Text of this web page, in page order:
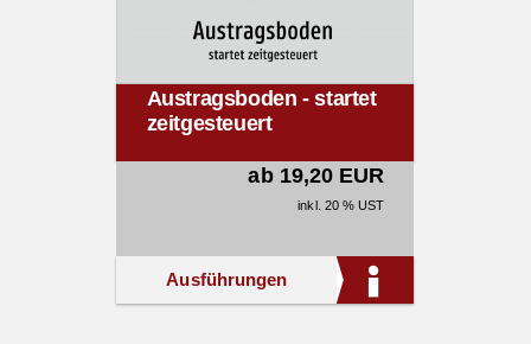
Austragsboden - startet
zeitgesteuert
ab 19,20 EUR
inkl. 20 % UST
Ausführungen